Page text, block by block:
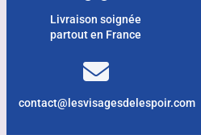
Livraison soignée
partout en France
contact@lesvisagesdelespoir.com